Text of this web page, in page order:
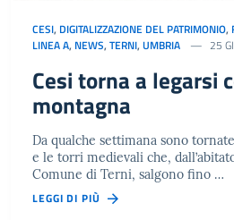
CESI, DIGITALIZZAZIONE DEL PATRIMONIO,
LINEA A, NEWS, TERNI, UMBRIA 25
Cesi torna a legarsi
montagna
Da qualche settimana sono
e le torri medievali che,
Comune di Terni, salgono fino …
LEGGI DI PIÙ